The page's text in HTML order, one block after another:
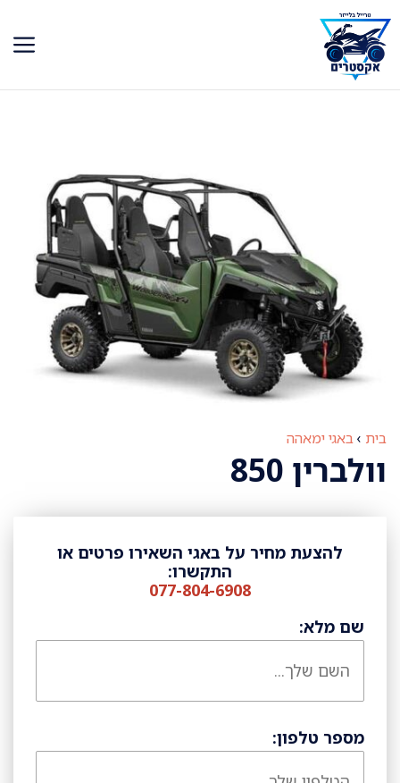
לדלג
לתוכן
בית ›באגי ימאהה
וולברין 850
להצעת מחיר על באגי השאירו פרטים או
התקשרו:
077-804-6908
שם מלא:
מספר טלפון: